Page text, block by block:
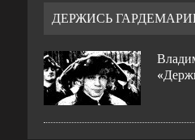
ДЕРЖИСЬ